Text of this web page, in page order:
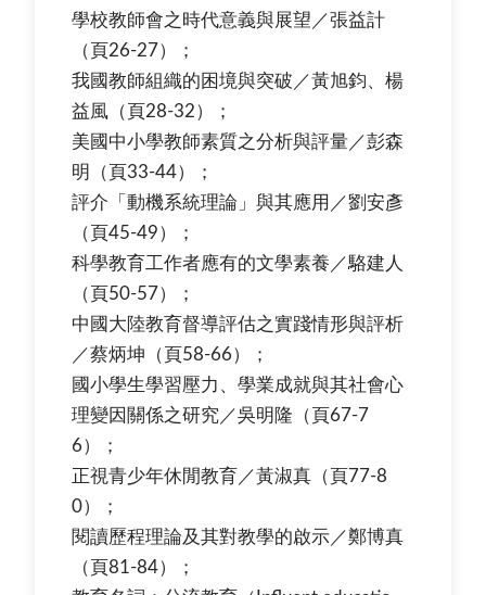
學校教師會之時代意義與展望／張益計
（頁26-27）；
我國教師組織的困境與突破／黃旭鈞、楊
益風（頁28-32）；
美國中小學教師素質之分析與評量／彭森
明（頁33-44）；
評介「動機系統理論」與其應用／劉安彥
（頁45-49）；
科學教育工作者應有的文學素養／駱建人
（頁50-57）；
中國大陸教育督導評估之實踐情形與評析
／蔡炳坤（頁58-66）；
國小學生學習壓力、學業成就與其社會心
理變因關係之研究／吳明隆（頁67-7
6）；
正視青少年休閒教育／黃淑真（頁77-8
0）；
閱讀歷程理論及其對教學的啟示／鄭博真
（頁81-84）；